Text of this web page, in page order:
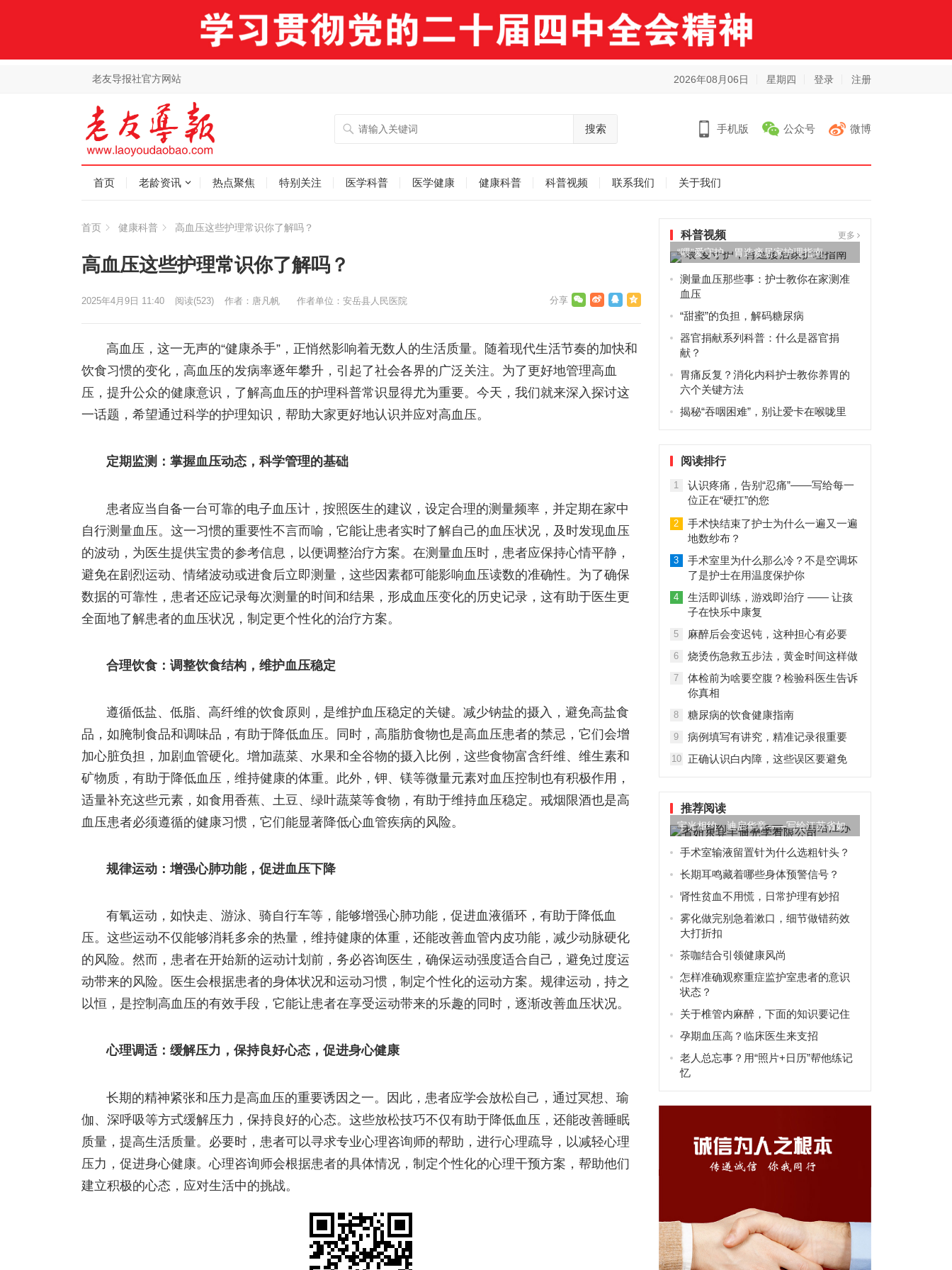
老友导报社官方网站 2026年08月06日 星期四 登录 注册
搜索 手机版 公众号 微博
首页 老龄资讯 热点聚焦 特别关注 医学科普 医学健康 健康科普 科普视频 联系我们 关于我们
首页 健康科普 高血压这些护理常识你了解吗？
高血压这些护理常识你了解吗？
作者：唐凡帆 作者单位：安岳县人民医院
2025年4月9日 11:40 阅读(523)
高血压，这一无声的“健康杀手”，正悄然影响着无数人的生活质量。随着现代生活节奏的加快和
饮食习惯的变化，高血压的发病率逐年攀升，引起了社会各界的广泛关注。为了更好地管理高血
压，提升公众的健康意识，了解高血压的护理科普常识显得尤为重要。今天，我们就来深入探讨这
一话题，希望通过科学的护理知识，帮助大家更好地认识并应对高血压。
定期监测：掌握血压动态，科学管理的基础
患者应当自备一台可靠的电子血压计，按照医生的建议，设定合理的测量频率，并定期在家中
自行测量血压。这一习惯的重要性不言而喻，它能让患者实时了解自己的血压状况，及时发现血压
的波动，为医生提供宝贵的参考信息，以便调整治疗方案。在测量血压时，患者应保持心情平静，
避免在剧烈运动、情绪波动或进食后立即测量，这些因素都可能影响血压读数的准确性。为了确保
数据的可靠性，患者还应记录每次测量的时间和结果，形成血压变化的历史记录，这有助于医生更
全面地了解患者的血压状况，制定更个性化的治疗方案。
合理饮食：调整饮食结构，维护血压稳定
遵循低盐、低脂、高纤维的饮食原则，是维护血压稳定的关键。减少钠盐的摄入，避免高盐食
品，如腌制食品和调味品，有助于降低血压。同时，高脂肪食物也是高血压患者的禁忌，它们会增
加心脏负担，加剧血管硬化。增加蔬菜、水果和全谷物的摄入比例，这些食物富含纤维、维生素和
矿物质，有助于降低血压，维持健康的体重。此外，钾、镁等微量元素对血压控制也有积极作用，
适量补充这些元素，如食用香蕉、土豆、绿叶蔬菜等食物，有助于维持血压稳定。戒烟限酒也是高
血压患者必须遵循的健康习惯，它们能显著降低心血管疾病的风险。
规律运动：增强心肺功能，促进血压下降
有氧运动，如快走、游泳、骑自行车等，能够增强心肺功能，促进血液循环，有助于降低血
压。这些运动不仅能够消耗多余的热量，维持健康的体重，还能改善血管内皮功能，减少动脉硬化
的风险。然而，患者在开始新的运动计划前，务必咨询医生，确保运动强度适合自己，避免过度运
动带来的风险。医生会根据患者的身体状况和运动习惯，制定个性化的运动方案。规律运动，持之
以恒，是控制高血压的有效手段，它能让患者在享受运动带来的乐趣的同时，逐渐改善血压状况。
心理调适：缓解压力，保持良好心态，促进身心健康
长期的精神紧张和压力是高血压的重要诱因之一。因此，患者应学会放松自己，通过冥想、瑜
伽、深呼吸等方式缓解压力，保持良好的心态。这些放松技巧不仅有助于降低血压，还能改善睡眠
质量，提高生活质量。必要时，患者可以寻求专业心理咨询师的帮助，进行心理疏导，以减轻心理
压力，促进身心健康。心理咨询师会根据患者的具体情况，制定个性化的心理干预方案，帮助他们
建立积极的心态，应对生活中的挑战。
科普视频 更多
“喂”爱守护，胃造瘘居家护理指南
测量血压那些事：护士教你在家测准
血压
“甜蜜”的负担，解码糖尿病
器官捐献系列科普：什么是器官捐
献？
胃痛反复？消化内科护士教你养胃的
六个关键方法
揭秘“吞咽困难”，别让爱卡在喉咙里
阅读排行
1
认识疼痛，告别“忍痛”——写给每一
位正在“硬扛”的您
2
手术快结束了护士为什么一遍又一遍
地数纱布？
3
手术室里为什么那么冷？不是空调坏
了是护士在用温度保护你
4
生活即训练，游戏即治疗 —— 让孩
子在快乐中康复
5 麻醉后会变迟钝，这种担心有必要
6 烧烫伤急救五步法，黄金时间这样做
7
体检前为啥要空腹？检验科医生告诉
你真相
8 糖尿病的饮食健康指南
9 病例填写有讲究，精准记录很重要
10 正确认识白内障，这些误区要避免
推荐阅读
宇光相约，迪启华章——写给江苏省如
东县宇迪光学有限公司
手术室输液留置针为什么选粗针头？
长期耳鸣藏着哪些身体预警信号？
肾性贫血不用慌，日常护理有妙招
雾化做完别急着漱口，细节做错药效
大打折扣
茶咖结合引领健康风尚
怎样准确观察重症监护室患者的意识
状态？
关于椎管内麻醉，下面的知识要记住
孕期血压高？临床医生来支招
老人总忘事？用“照片+日历”帮他练记
忆